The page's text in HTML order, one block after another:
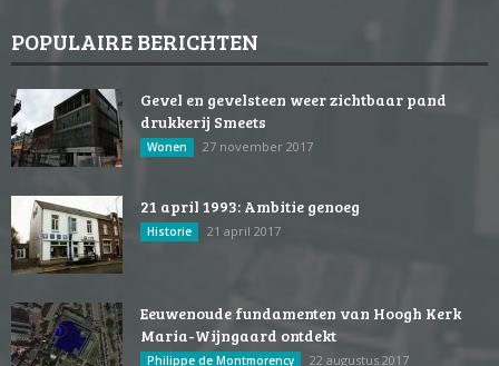
POPULAIRE BERICHTEN
Gevel en gevelsteen weer zichtbaar pand
drukkerij Smeets
Wonen 27 november 2017
21 april 1993: Ambitie genoeg
Historie 21 april 2017
Eeuwenoude fundamenten van Hoogh Kerk
Maria-Wijngaard ontdekt
Philippe de Montmorency 22 augustus 2017